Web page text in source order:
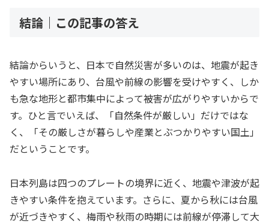
結論｜この記事の答え
結論からいうと、日本で自然災害が多いのは、地震が起き
やすい場所にあり、台風や前線の影響を受けやすく、しか
も急な地形と都市集中によって被害が広がりやすいからで
す。ひと言でいえば、「自然条件が厳しい」だけではな
く、「その厳しさが暮らしや産業とぶつかりやすい国土」
だということです。
日本列島は四つのプレートの境界に近く、地震や津波が起
きやすい条件を抱えています。さらに、夏から秋には台風
が近づきやすく、梅雨や秋雨の時期には前線が停滞して大